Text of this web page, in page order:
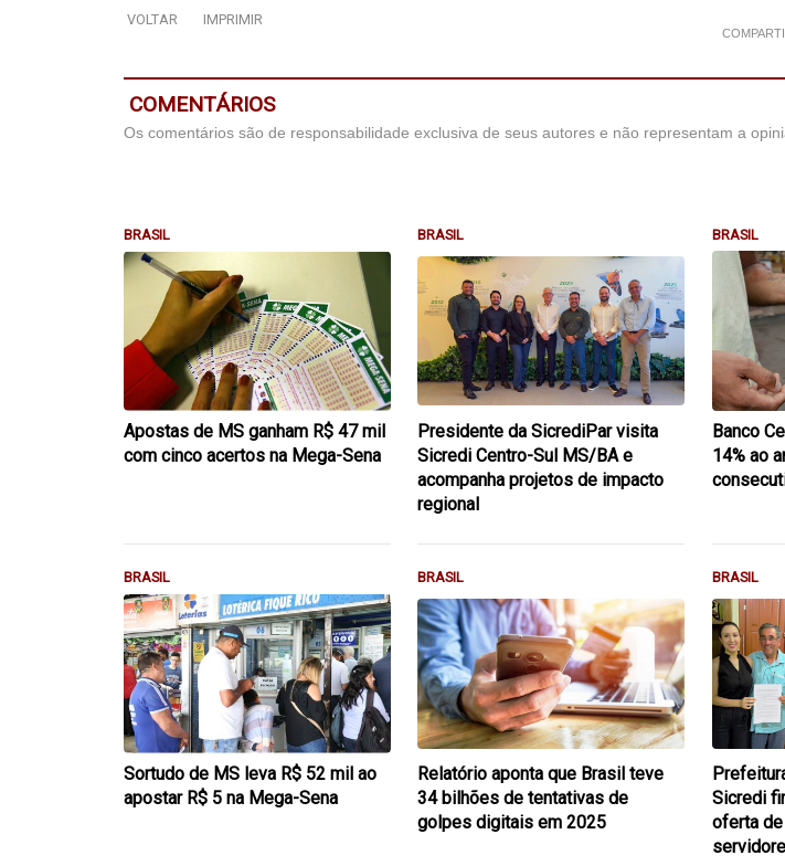
VOLTAR IMPRIMIR
COMENTÁRIOS
Os comentários são de responsabilidade exclusiva de seus autores e não representam a
BRASIL
Apostas de MS ganham R$ 47 mil
com cinco acertos na Mega-Sena
BRASIL
Presidente da SicrediPar visita
Sicredi Centro-Sul MS/BA e
acompanha projetos de impacto
regional
BRASIL
Banco
14% ao
BRASIL
Sortudo de MS leva R$ 52 mil ao
apostar R$ 5 na Mega-Sena
BRASIL
Relatório aponta que Brasil teve
34 bilhões de tentativas de
golpes digitais em 2025
BRASIL
Sicredi
oferta